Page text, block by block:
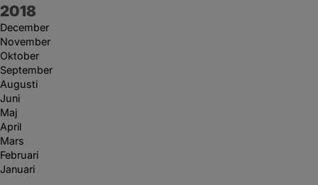
År:
2018
December
November
Oktober
September
Augusti
Juni
Maj
April
Mars
Februari
Januari